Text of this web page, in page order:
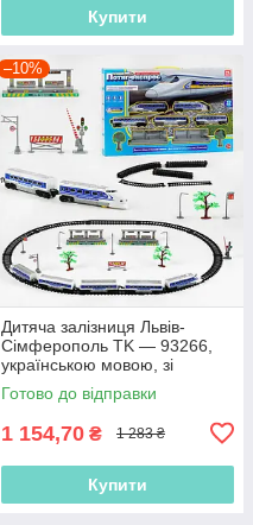
Купити
–10%
Дитяча залізниця Львів-
Сімферополь TK — 93266,
українською мовою, зі
світловими та звуковими
ефектами
Готово до відправки
1 154,70 ₴ 1 283 ₴
Купити